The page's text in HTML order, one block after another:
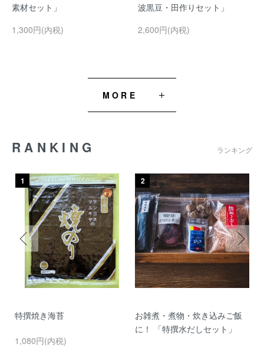
素材セット」
1,300円(内税)
波黒豆・田作りセット」
2,600円(内税)
MORE
RANKING ランキング
1
特撰焼き海苔
1,080円(内税)
2
お雑煮・煮物・炊き込みご飯
に！ 「特撰水だしセット」